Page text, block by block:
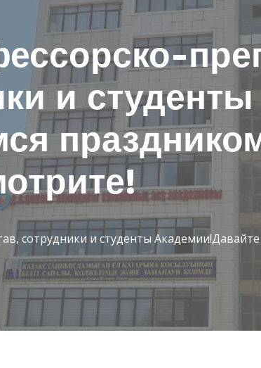
и
сотрудники и студенты